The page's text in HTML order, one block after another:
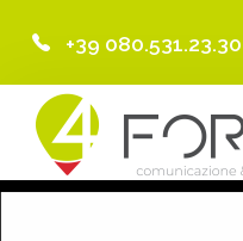
Home
Chi Siamo
+39 080.531.23.30